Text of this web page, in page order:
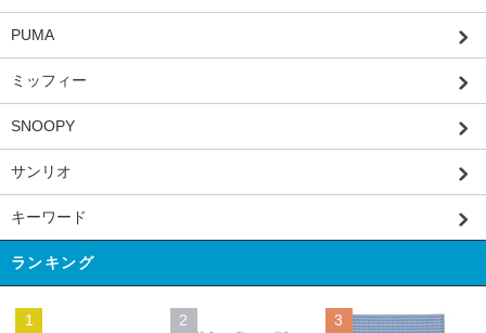
PUMA
ミッフィー
SNOOPY
サンリオ
キーワード
ランキング
1 2 3